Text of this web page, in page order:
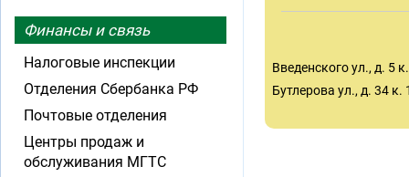
Введенского ул., д. 5
Бутлерова ул., д. 34 к.
Финансы и связь
Налоговые инспекции
Отделения Сбербанка РФ
Почтовые отделения
Центры продаж и
обслуживания МГТС